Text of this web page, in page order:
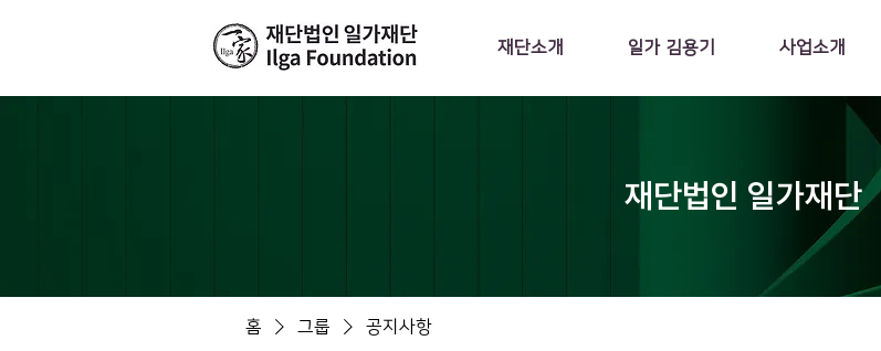
재단소개 일가 김용기 사업소개
재단법인 일가재단
홈 그룹 공지사항